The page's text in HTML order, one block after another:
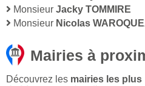
Monsieur Jacky TOMMIRE
Monsieur Nicolas
Mairies à
Découvrez les mairies les